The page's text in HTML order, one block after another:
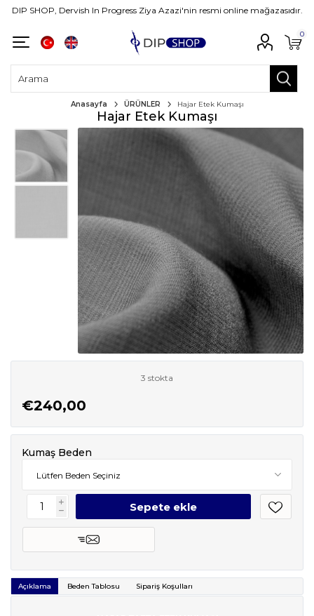
DIP SHOP, Dervish In Progress Ziya Azazi'nin resmi online mağazasıdır.
0
Anasayfa ÜRÜNLER Hajar Etek Kumaşı
Hajar Etek Kumaşı
3 stokta
€240,00
Kumaş Beden
i
h
Açıklama Beden Tablosu Sipariş Koşulları